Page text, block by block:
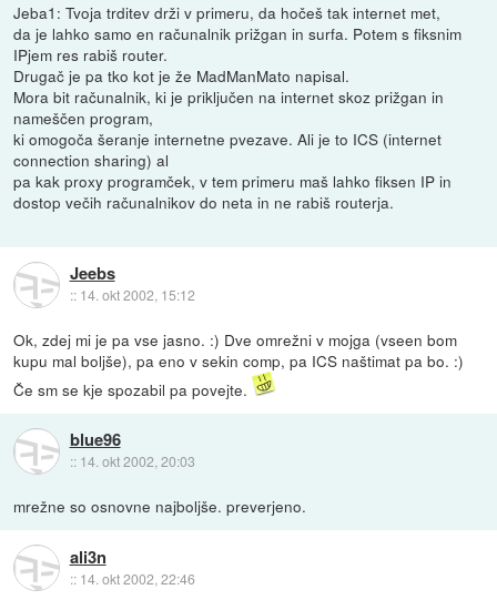
Jeba1: Tvoja trditev drži v primeru, da hočeš tak internet met,
da je lahko samo en računalnik prižgan in surfa. Potem s fiksnim
IPjem res rabiš router.
Drugač je pa tko kot je že MadManMato napisal.
Mora bit računalnik, ki je priključen na internet skoz prižgan in
nameščen program,
ki omogoča šeranje internetne pvezave. Ali je to ICS (internet
connection sharing) al
pa kak proxy programček, v tem primeru maš lahko fiksen IP in
dostop večih računalnikov do neta in ne rabiš routerja.
Jeebs
:: 14. okt 2002, 15:12
Ok, zdej mi je pa vse jasno. :) Dve omrežni v mojga (vseen bom
kupu mal boljše), pa eno v sekin comp, pa ICS naštimat pa bo. :)
Če sm se kje spozabil pa povejte.
blue96
:: 14. okt 2002, 20:03
mrežne so osnovne najboljše. preverjeno.
ali3n
:: 14. okt 2002, 22:46